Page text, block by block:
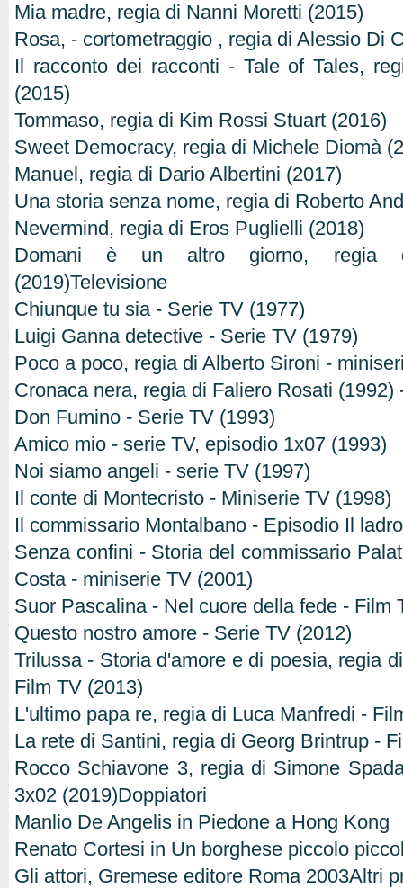
Mia madre, regia di Nanni Moretti (2015)
Rosa, - cortometraggio , regia di Alessio Di
Il racconto dei racconti - Tale of Tales,
(2015)
Tommaso, regia di Kim Rossi Stuart (2016)
Sweet Democracy, regia di Michele Diomà
Manuel, regia di Dario Albertini (2017)
Una storia senza nome, regia di Roberto
Nevermind, regia di Eros Puglielli (2018)
Domani è un altro giorno, regia
(2019)Televisione
Chiunque tu sia - Serie TV (1977)
Luigi Ganna detective - Serie TV (1979)
Poco a poco, regia di Alberto Sironi -
Cronaca nera, regia di Faliero Rosati (1992)
Don Fumino - Serie TV (1993)
Amico mio - serie TV, episodio 1x07 (1993)
Noi siamo angeli - serie TV (1997)
Il conte di Montecristo - Miniserie TV (1998)
Il commissario Montalbano - Episodio Il
Senza confini - Storia del commissario
Costa - miniserie TV (2001)
Suor Pascalina - Nel cuore della fede - Film
Questo nostro amore - Serie TV (2012)
Trilussa - Storia d'amore e di poesia, regia
Film TV (2013)
L'ultimo papa re, regia di Luca Manfredi -
La rete di Santini, regia di Georg Brintrup -
Rocco Schiavone 3, regia di Simone
3x02 (2019)Doppiatori
Manlio De Angelis in Piedone a Hong Kong
Renato Cortesi in Un borghese piccolo
Gli attori, Gremese editore Roma 2003Altri